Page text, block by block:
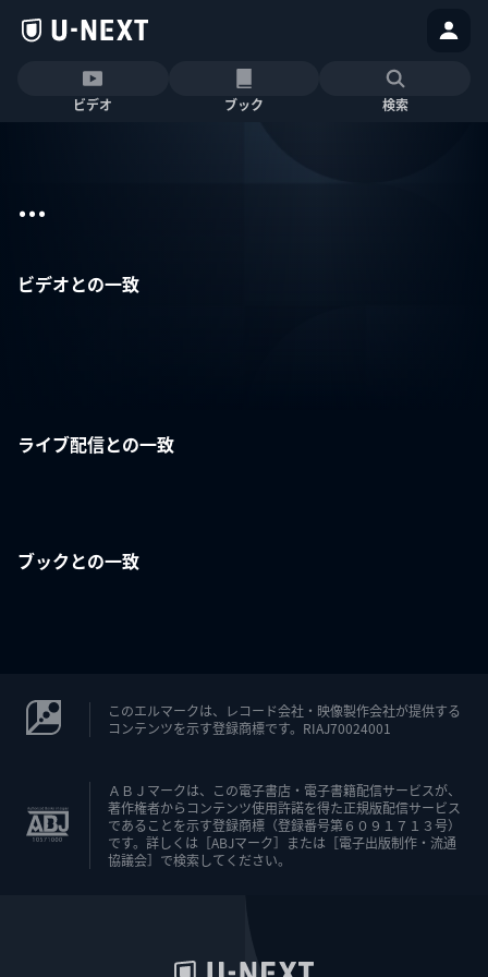
ビデオ ブック 検索
...
ビデオとの一致
ライブ配信との一致
ブックとの一致
このエルマークは、レコード会社・映像製作会社が提供する
コンテンツを示す登録商標です。RIAJ70024001
ＡＢＪマークは、この電子書店・電子書籍配信サービスが、
著作権者からコンテンツ使用許諾を得た正規版配信サービス
であることを示す登録商標（登録番号第６０９１７１３号）
です。詳しくは［ABJマーク］または［電子出版制作・流通
協議会］で検索してください。